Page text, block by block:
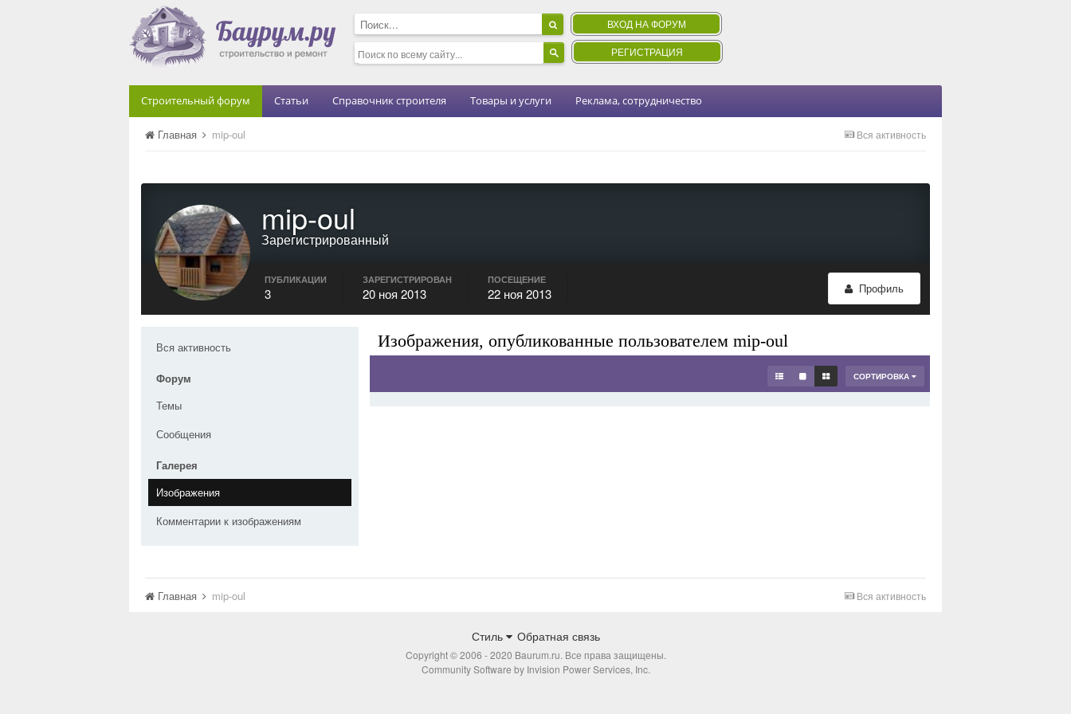
ВХОД НА ФОРУМ
РЕГИСТРАЦИЯ
Строительный форум Статьи Справочник строителя Товары и услуги Реклама, сотрудничество
Вся активность
Главная mip-oul
mip-oul
Зарегистрированный
Профиль
ПУБЛИКАЦИИ
3
ЗАРЕГИСТРИРОВАН
20 ноя 2013
ПОСЕЩЕНИЕ
22 ноя 2013
Вся активность
Форум
Темы
Сообщения
Галерея
Изображения
Комментарии к изображениям
Изображения, опубликованные пользователем mip-oul
СОРТИРОВКА
Вся активность
Главная mip-oul
Стиль Обратная связь
Copyright © 2006 - 2020 Baurum.ru. Все права защищены.
Community Software by Invision Power Services, Inc.